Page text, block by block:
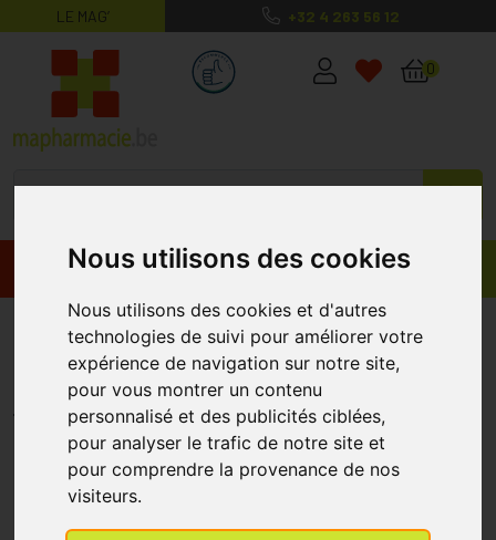
Nous utilisons des cookies
Nous utilisons des cookies et d'autres
technologies de suivi pour améliorer votre
expérience de navigation sur notre site,
pour vous montrer un contenu
personnalisé et des publicités ciblées,
pour analyser le trafic de notre site et
pour comprendre la provenance de nos
visiteurs.
LE MAG’ +32 4 263 56 12
MaPharmacie.be ma santé, mes
0
Promos Produits
Bota El Elbow Anatomic Sport
+27cm Bl/bl